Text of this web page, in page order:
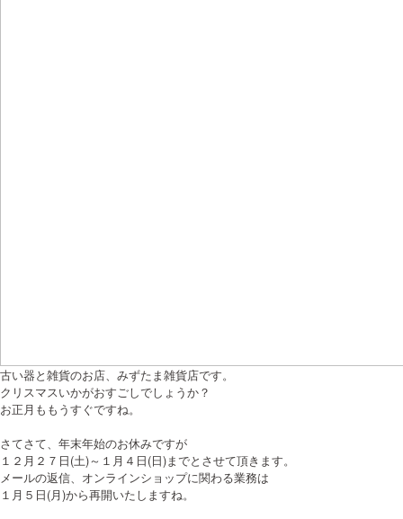
古い器と雑貨のお店、みずたま雑貨店です。
クリスマスいかがおすごしでしょうか？
お正月ももうすぐですね。
さてさて、年末年始のお休みですが
１２月２７日(土)～１月４日(日)までとさせて頂きます。
メールの返信、オンラインショップに関わる業務は
１月５日(月)から再開いたしますね。